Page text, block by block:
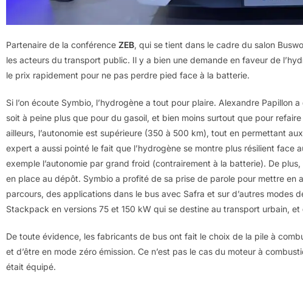
Partenaire de la conférence ZEB, qui se tient dans le cadre du salon
les acteurs du transport public. Il y a bien une demande en faveur de
le prix rapidement pour ne pas perdre pied face à la batterie.
Si l’on écoute Symbio, l’hydrogène a tout pour plaire. Alexandre Papillon
soit à peine plus que pour du gasoil, et bien moins surtout que pour
ailleurs, l’autonomie est supérieure (350 à 500 km), tout en permettant
expert a aussi pointé le fait que l’hydrogène se montre plus résilient face
exemple l’autonomie par grand froid (contrairement à la batterie). De
en place au dépôt. Symbio a profité de sa prise de parole pour mettre en
parcours, des applications dans le bus avec Safra et sur d’autres modes
Stackpack en versions 75 et 150 kW qui se destine au transport urbain, et
De toute évidence, les fabricants de bus ont fait le choix de la pile à
et d’être en mode zéro émission. Ce n’est pas le cas du moteur à
était équipé.